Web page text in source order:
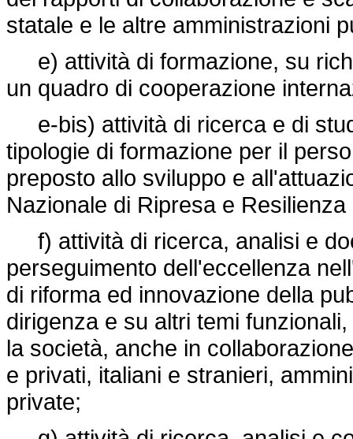
statale e le altre amministrazioni
e) attività di formazione, su
un quadro di cooperazione
e-bis) attività di ricerca e di
tipologie di formazione per il
preposto allo sviluppo e
Nazionale di Ripresa e Resilienza
f) attività di ricerca, analisi e
perseguimento dell'eccellenza
di riforma ed innovazione della
dirigenza e su altri temi
la società, anche in
e privati, italiani e stranieri,
private;